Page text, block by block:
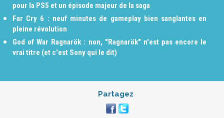
pour la PS5 et un épisode majeur de la saga
Far Cry 6 : neuf minutes de gameplay bien sanglantes en
pleine révolution
God of War Ragnarök : non, "Ragnarök" n'est pas encore le
vrai titre (et c'est Sony qui le dit)
Partagez